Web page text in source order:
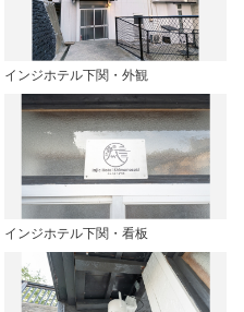
インジホテル下関・外観
インジホテル下関・看板